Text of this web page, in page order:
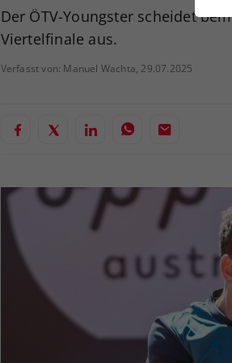
Der ÖTV-Youngster scheidet
Viertelfinale aus.
Verfasst von: Manuel Wachta, 29.07.2025